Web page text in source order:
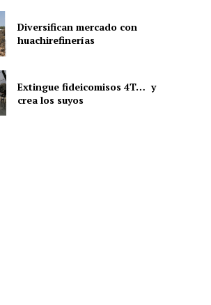
Diversifican mercado con
huachirefinerías
Extingue fideicomisos 4T… y
crea los suyos